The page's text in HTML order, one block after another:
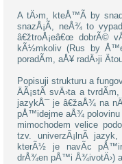
A tÄ›m, kteÅ™Ã­ by
snazÅ¡Ã­, neÅ¾ to
â€žtroÅ¡eâ€œ dobrÃ©
kÃ½mkoliv (Rus by
poradÃ­m, aÅ¥ radÄ›ji
Popisuji strukturu a
ÄÃ¡stÃ­ svÄ›ta a
jazykÅ¯ je â€žaÅ¾ na
pÅ™idejme aÅ¾ polovinu
mimochodem velice
tzv. univerzÃ¡lnÃ­ jazyk,
kterÃ½ je navÃ­c
drÅ¾en pÅ™i Å¾ivotÄ›) a